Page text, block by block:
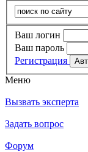
Ваш логин
Ваш пароль
Регистрация
Меню
Вызвать эксперта
Задать вопрос
Форум